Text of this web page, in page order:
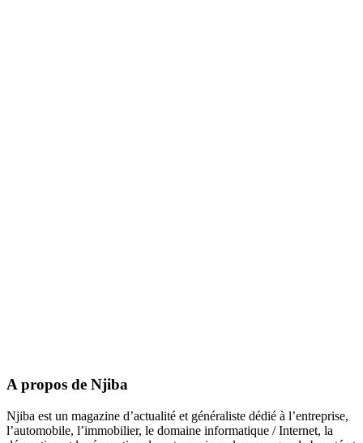
A propos de Njiba
Njiba est un magazine d’actualité et généraliste dédié à l’entreprise,
l’automobile, l’immobilier, le domaine informatique / Internet, la